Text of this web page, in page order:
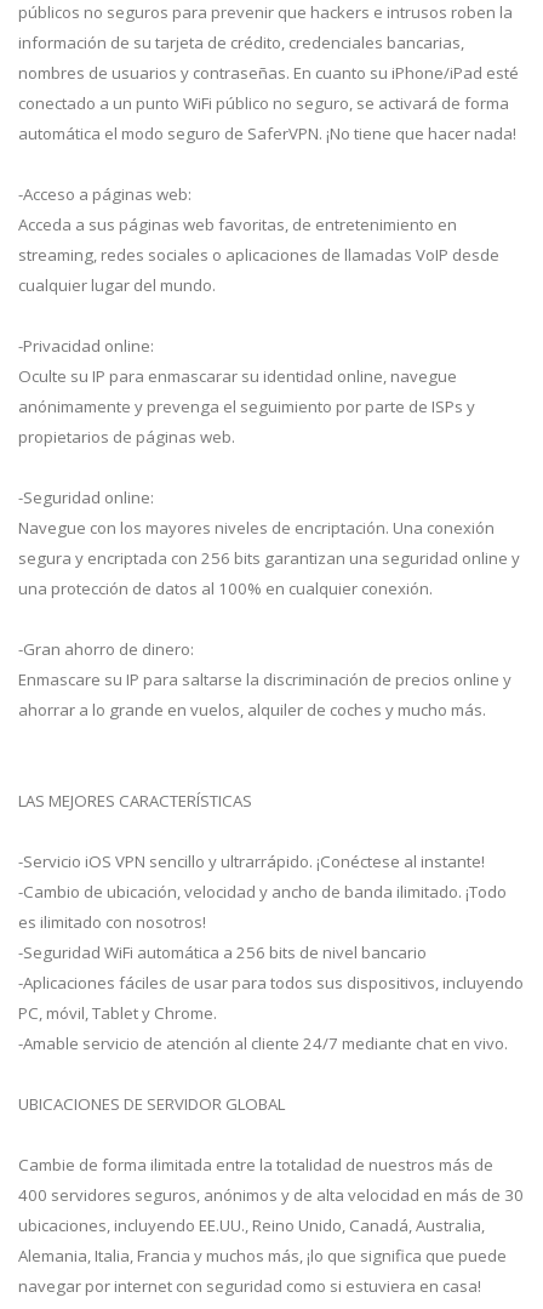
públicos no seguros para prevenir que hackers e intrusos roben la
información de su tarjeta de crédito, credenciales bancarias,
nombres de usuarios y contraseñas. En cuanto su iPhone/iPad esté
conectado a un punto WiFi público no seguro, se activará de forma
automática el modo seguro de SaferVPN. ¡No tiene que hacer nada!
-Acceso a páginas web:
Acceda a sus páginas web favoritas, de entretenimiento en
streaming, redes sociales o aplicaciones de llamadas VoIP desde
cualquier lugar del mundo.
-Privacidad online:
Oculte su IP para enmascarar su identidad online, navegue
anónimamente y prevenga el seguimiento por parte de ISPs y
propietarios de páginas web.
-Seguridad online:
Navegue con los mayores niveles de encriptación. Una conexión
segura y encriptada con 256 bits garantizan una seguridad online y
una protección de datos al 100% en cualquier conexión.
-Gran ahorro de dinero:
Enmascare su IP para saltarse la discriminación de precios online y
ahorrar a lo grande en vuelos, alquiler de coches y mucho más.
LAS MEJORES CARACTERÍSTICAS
-Servicio iOS VPN sencillo y ultrarrápido. ¡Conéctese al instante!
-Cambio de ubicación, velocidad y ancho de banda ilimitado. ¡Todo
es ilimitado con nosotros!
-Seguridad WiFi automática a 256 bits de nivel bancario
-Aplicaciones fáciles de usar para todos sus dispositivos, incluyendo
PC, móvil, Tablet y Chrome.
-Amable servicio de atención al cliente 24/7 mediante chat en vivo.
UBICACIONES DE SERVIDOR GLOBAL
Cambie de forma ilimitada entre la totalidad de nuestros más de
400 servidores seguros, anónimos y de alta velocidad en más de 30
ubicaciones, incluyendo EE.UU., Reino Unido, Canadá, Australia,
Alemania, Italia, Francia y muchos más, ¡lo que significa que puede
navegar por internet con seguridad como si estuviera en casa!